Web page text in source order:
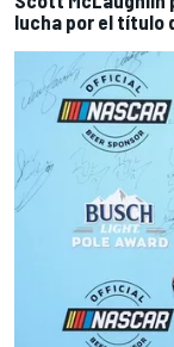
lucha por el título